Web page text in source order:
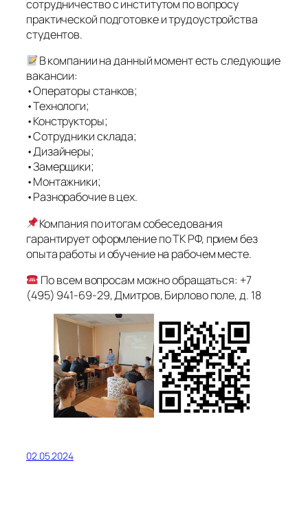
сотрудничество с институтом по вопросу
практической подготовке и трудоустройства
студентов.
В компании на данный момент есть следующие
вакансии:
•Операторы станков;
•Технологи;
•Конструкторы;
•Сотрудники склада;
•Дизайнеры;
•Замерщики;
•Монтажники;
•Разнорабочие в цех.
Компания по итогам собеседования
гарантирует оформление по ТК РФ, прием без
опыта работы и обучение на рабочем месте.
По всем вопросам можно обращаться: +7
(495) 941-69-29, Дмитров, Бирлово поле, д. 18
02.05.2024